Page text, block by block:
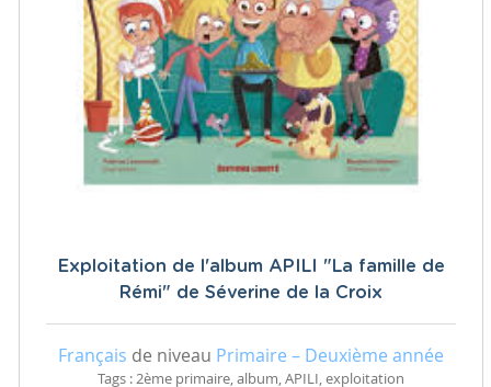
Exploitation de l'album APILI "La famille de
Rémi" de Séverine de la Croix
Français de niveau Primaire – Deuxième année
Tags : 2ème primaire, album, APILI, exploitation